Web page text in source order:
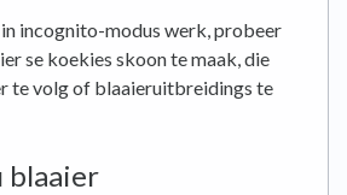
incognito-modus werk, probeer
se koekies skoon te maak, die
te volg of blaaieruitbreidings te
blaaier